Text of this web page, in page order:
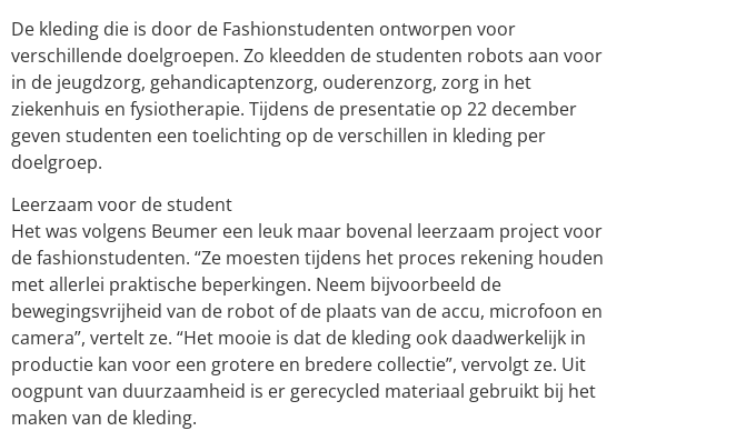
De kleding die is door de Fashionstudenten ontworpen voor
verschillende doelgroepen. Zo kleedden de studenten robots aan voor
in de jeugdzorg, gehandicaptenzorg, ouderenzorg, zorg in het
ziekenhuis en fysiotherapie. Tijdens de presentatie op 22 december
geven studenten een toelichting op de verschillen in kleding per
doelgroep.
Leerzaam voor de student
Het was volgens Beumer een leuk maar bovenal leerzaam project voor
de fashionstudenten. “Ze moesten tijdens het proces rekening houden
met allerlei praktische beperkingen. Neem bijvoorbeeld de
bewegingsvrijheid van de robot of de plaats van de accu, microfoon en
camera”, vertelt ze. “Het mooie is dat de kleding ook daadwerkelijk in
productie kan voor een grotere en bredere collectie”, vervolgt ze. Uit
oogpunt van duurzaamheid is er gerecycled materiaal gebruikt bij het
maken van de kleding.